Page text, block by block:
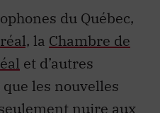
du Québec,
la Chambre de
et d’autres
les nouvelles
nuire aux